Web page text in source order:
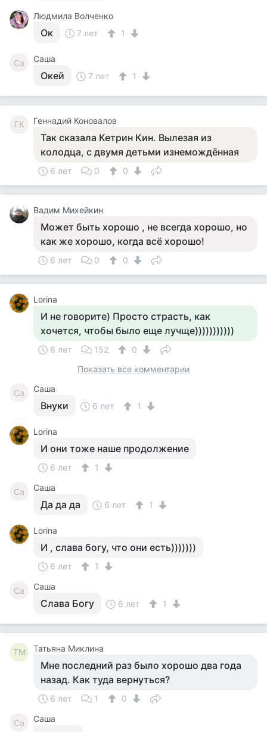
Людмила Волченко
Ок 7 лет 1
Са Саша
Окей 7 лет 1
ГК Геннадий Коновалов
Так сказала Кетрин Кин. Вылезая из
колодца, с двумя детьми изнемождённая
6 лет 0 0
Вадим Михейкин
Может быть хорошо , не всегда хорошо, но
как же хорошо, когда всё хорошо!
6 лет 0 0
Lorina
И не говорите) Просто страсть, как
хочется, чтобы было еще лучще)))))))))))
6 лет 152
0
Показать все комментарии
Са Саша
Внуки 6 лет 1
Lorina
И они тоже наше продолжение
6 лет 1
Са Саша
Да да да 6 лет 1
Lorina
И , слава богу, что они есть)))))))
6 лет 1
Са Саша
Слава Богу 6 лет 1
ТМ Татьяна Миклина
Мне последний раз было хорошо два года
назад. Как туда вернуться?
6 лет 1 0
Са Саша